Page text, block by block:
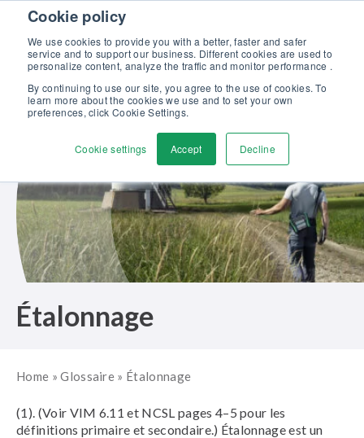
Cookie policy
We use cookies to provide you with a better, faster and safer
service and to support our business. Different cookies are used to
personalize content, analyze the traffic and monitor performance .
By continuing to use our site, you agree to the use of cookies. To
learn more about the cookies we use and to set your own
preferences, click Cookie Settings.
Cookie settings Accept Decline
Skip to content
Maîtrisez l’étalonnage en pression : formation complète, 100%
gratuite et certifiante ! >>
Contactez-nous
Étalonnage
Home »Glossaire » Étalonnage
(1). (Voir VIM 6.11 et NCSL pages 4–5 pour les
définitions primaire et secondaire.) Étalonnage est un